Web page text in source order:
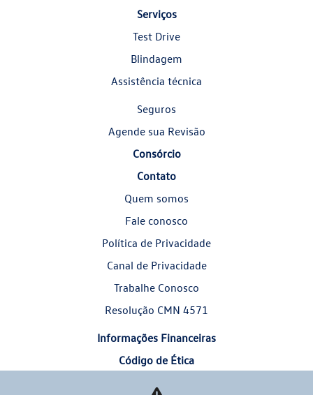
Serviços
Test Drive
Blindagem
Assistência técnica
Seguros
Agende sua Revisão
Consórcio
Contato
Quem somos
Fale conosco
Política de Privacidade
Canal de Privacidade
Trabalhe Conosco
Resolução CMN 4571
Informações Financeiras
Código de Ética